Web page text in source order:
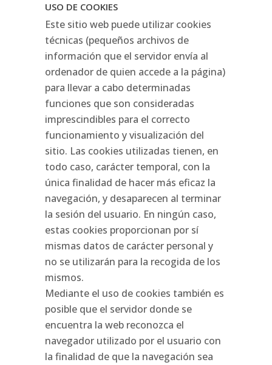
USO DE COOKIES
Este sitio web puede utilizar cookies
técnicas (pequeños archivos de
información que el servidor envía al
ordenador de quien accede a la página)
para llevar a cabo determinadas
funciones que son consideradas
imprescindibles para el correcto
funcionamiento y visualización del
sitio. Las cookies utilizadas tienen, en
todo caso, carácter temporal, con la
única finalidad de hacer más eficaz la
navegación, y desaparecen al terminar
la sesión del usuario. En ningún caso,
estas cookies proporcionan por sí
mismas datos de carácter personal y
no se utilizarán para la recogida de los
mismos.
Mediante el uso de cookies también es
posible que el servidor donde se
encuentra la web reconozca el
navegador utilizado por el usuario con
la finalidad de que la navegación sea